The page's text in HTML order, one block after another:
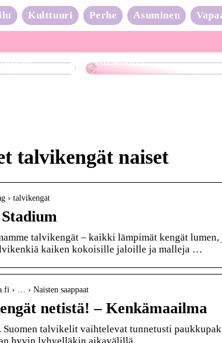
Kulttuuri Perhe Asuminen
Raskaana?
talvikengät naiset
› talvikengat
talvikengät – kaikki lämpimät kengät lumen,
kaiken kokoisille jaloille ja malleja …
› … › Naisten saappaat
netistä! – Kenkämaailma
Suomen talvikelit vaihtelevat tunnetusti
hyvin lyhyelläkin aikavälillä.